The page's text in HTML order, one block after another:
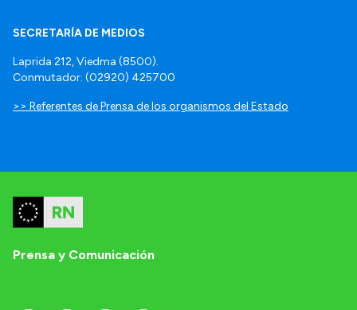
SECRETARÍA DE MEDIOS
Laprida 212, Viedma (8500).
Conmutador: (02920) 425700
>> Referentes de Prensa de los organismos del Estado
Prensa y Comunicación